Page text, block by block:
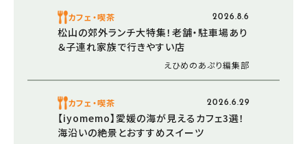
カフェ・喫茶 2026.8.6
松山の郊外ランチ大特集！老舗・駐車場あり
＆子連れ家族で行きやすい店
えひめのあぷり編集部
カフェ・喫茶 2026.6.29
【iyomemo】愛媛の海が見えるカフェ3選！
海沿いの絶景とおすすめスイーツ